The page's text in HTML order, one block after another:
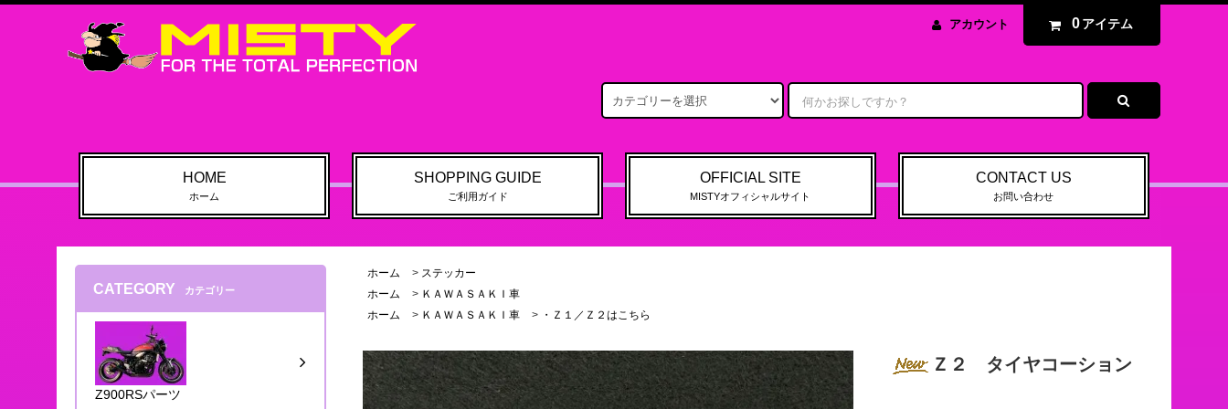
アカウント 0 アイテム
HOME
ホーム
SHOPPING GUIDE
ご利用ガイド
OFFICIAL SITE
MISTYオフィシャルサイト
CONTACT US
お問い合わせ
ホーム > ステッカー
ホーム
> ＫＡＷＡＳＡＫＩ車
ホーム
> ＫＡＷＡＳＡＫＩ車 > ・Ｚ１／Ｚ２はこちら
Ｚ２ タイヤコーション
CATEGORY カテゴリー
Z900RSパーツ